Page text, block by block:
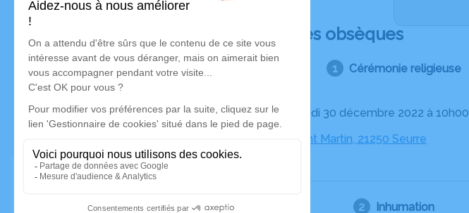
Déroulé des obsèques
Cérémonie religieuse
Le vendredi 30 décembre 2022 à 10h00
Église Saint Martin, 21250 Seurre
Inhumation